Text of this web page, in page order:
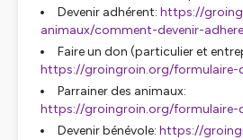
Devenir adhérent: https://
animaux/comment-devenir-
Faire un don (particulier et
https://groingroin.org/formulaire-
Parrainer des animaux:
https://groingroin.org/formulaire-
Devenir bénévole: https://